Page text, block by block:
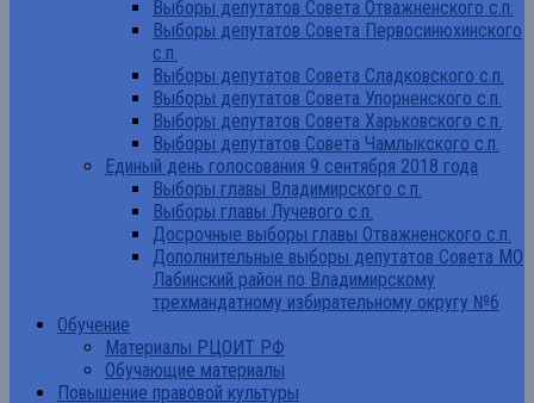
Выборы депутатов Совета Отважненского с.п.
Выборы депутатов Совета Первосинюхинского
с.п.
Выборы депутатов Совета Сладковского с.п.
Выборы депутатов Совета Упорненского с.п.
Выборы депутатов Совета Харьковского с.п.
Выборы депутатов Совета Чамлыкского с.п.
Единый день голосования 9 сентября 2018 года
Выборы главы Владимирского с.п.
Выборы главы Лучевого с.п.
Досрочные выборы главы Отважненского с.п.
Дополнительные выборы депутатов Совета МО
Лабинский район по Владимирскому
трехмандатному избирательному округу №6
Обучение
Материалы РЦОИТ РФ
Обучающие материалы
Повышение правовой культуры